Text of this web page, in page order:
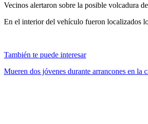
Vecinos alertaron sobre la posible volcadura
En el interior del vehículo fueron localizados
También te puede interesar
Mueren dos jóvenes durante arrancones en la